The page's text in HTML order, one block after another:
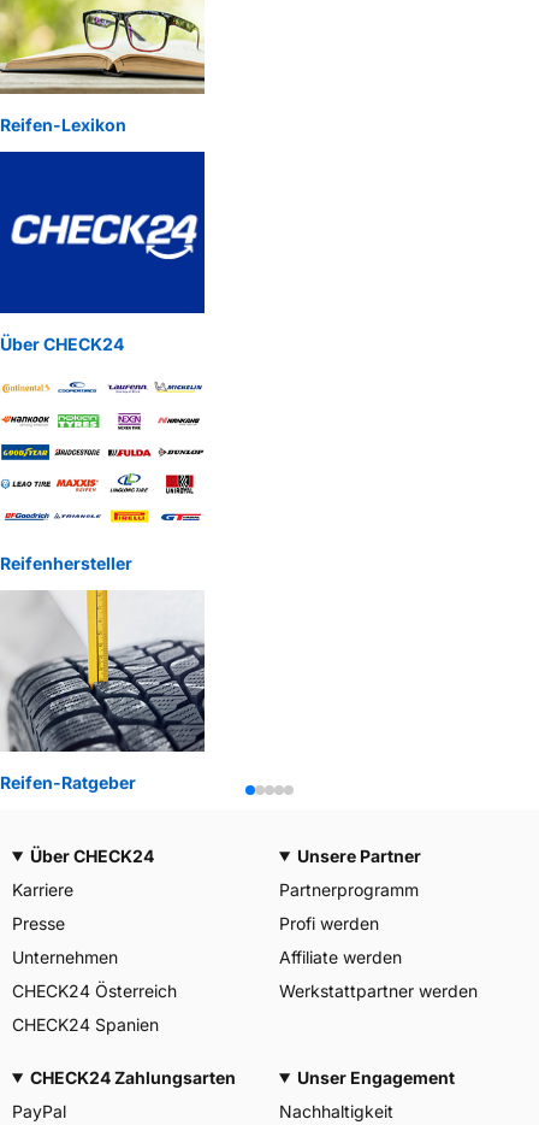
Reifen-Lexikon
Über CHECK24
Reifenhersteller
Reifen-Ratgeber
Über CHECK24
Karriere
Presse
Unternehmen
CHECK24 Österreich
CHECK24 Spanien
Unsere Partner
Partnerprogramm
Profi werden
Affiliate werden
Werkstattpartner werden
CHECK24 Zahlungsarten
PayPal
Unser Engagement
Nachhaltigkeit